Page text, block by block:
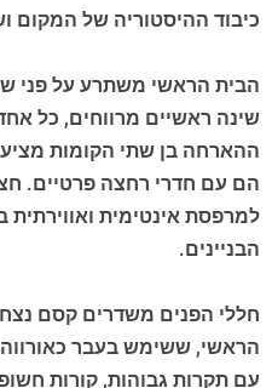
כיבוד ההיסטוריה של המקום
הבית הראשי משתרע על פני
שינה ראשיים מרווחים, כל
ההארחה בן שתי הקומות מציע
הם עם חדרי רחצה פרטיים.
למרפסת אינטימית ואווירתית
הבניינים.
חללי הפנים משדרים קסם
הראשי, ששימש בעבר
עם תקרות גבוהות, קורות